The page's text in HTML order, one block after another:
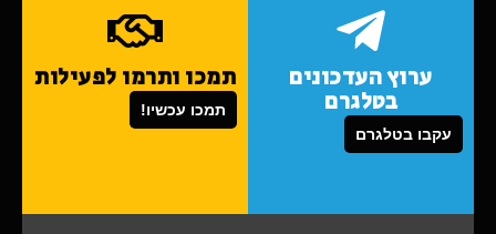
ערוץ העדכונים
בטלגרם
עקבו בטלגרם
תמכו ותרמו לפעילות
תמכו עכשיו!